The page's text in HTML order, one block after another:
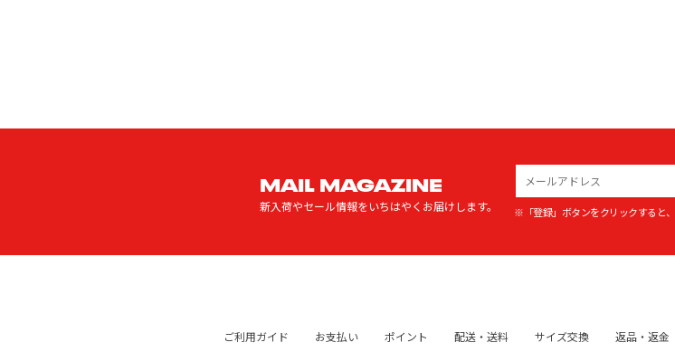
MAIL MAGAZINE
新入荷やセール情報をいちはやくお届けします。 ※「登録」ボタンをクリックすると、
ご利用ガイド お支払い ポイント 配送・送料 サイズ交換 返品・返金